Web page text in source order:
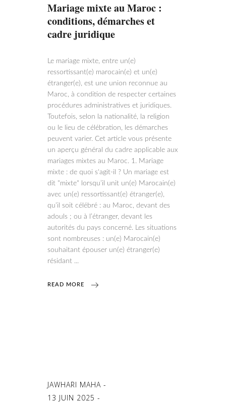
Mariage mixte au Maroc :
conditions, démarches et
cadre juridique
Le mariage mixte, entre un(e)
ressortissant(e) marocain(e) et un(e)
étranger(e), est une union reconnue au
Maroc, à condition de respecter certaines
procédures administratives et juridiques.
Toutefois, selon la nationalité, la religion
ou le lieu de célébration, les démarches
peuvent varier. Cet article vous présente
un aperçu général du cadre applicable aux
mariages mixtes au Maroc. 1. Mariage
mixte : de quoi s'agit-il ? Un mariage est
dit "mixte" lorsqu’il unit un(e) Marocain(e)
avec un(e) ressortissant(e) étranger(e),
qu’il soit célébré : au Maroc, devant des
adouls ; ou à l’étranger, devant les
autorités du pays concerné. Les situations
sont nombreuses : un(e) Marocain(e)
souhaitant épouser un(e) étranger(e)
résidant
READ MORE
JAWHARI MAHA
13 JUIN 2025